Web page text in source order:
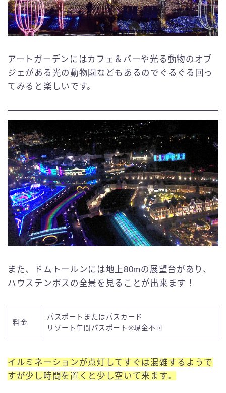
アートガーデンにはカフェ＆バーや光る動物のオブ
ジェがある光の動物園などもあるのでぐるぐる回っ
てみると楽しいです。
また、ドムトールンには地上80mの展望台があり、
ハウステンボスの全景を見ることが出来ます！
料金
パスポートまたはパスカード
リゾート年間パスポート※現金不可
イルミネーションが点灯してすぐは混雑するようで
すが少し時間を置くと少し空いて来ます。